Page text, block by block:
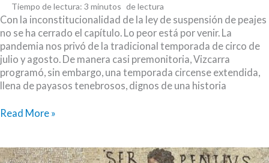
Tiempo de lectura: 3 minutos
Con la inconstitucionalidad de la ley de suspensión de peajes
no se ha cerrado el capítulo. Lo peor está por venir. La
pandemia nos privó de la tradicional temporada de circo de
julio y agosto. De manera casi premonitoria, Vizcarra
programó, sin embargo, una temporada circense extendida,
llena de payasos tenebrosos, dignos de una historia
Peaje
Read More »